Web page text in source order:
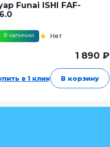
Funai ISHI FAF-
В наличии Нет
1 890 ₽
в 1 клик В корзину